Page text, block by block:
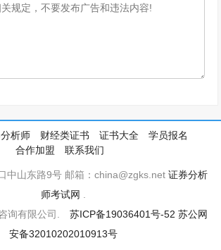
析师 财经类证书 证书大全
学员报名
合作加盟
联系我们
中山东路9号 邮箱：china@zgks.net证券分析
师考试网
询有限公司. 苏ICP备19036401号-52 苏公网
安备32010202010913号